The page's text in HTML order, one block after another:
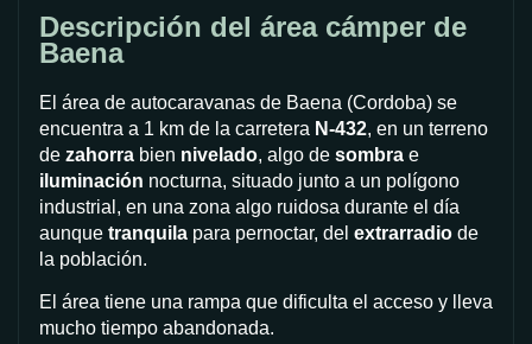
Descripción del área cámper de
Baena
El área de autocaravanas de Baena (Cordoba) se
encuentra a 1 km de la carretera N-432, en un terreno
de zahorra bien nivelado, algo de sombra e
iluminación nocturna, situado junto a un polígono
industrial, en una zona algo ruidosa durante el día
aunque tranquila para pernoctar, del extrarradio de
la población.
El área tiene una rampa que dificulta el acceso y lleva
mucho tiempo abandonada.